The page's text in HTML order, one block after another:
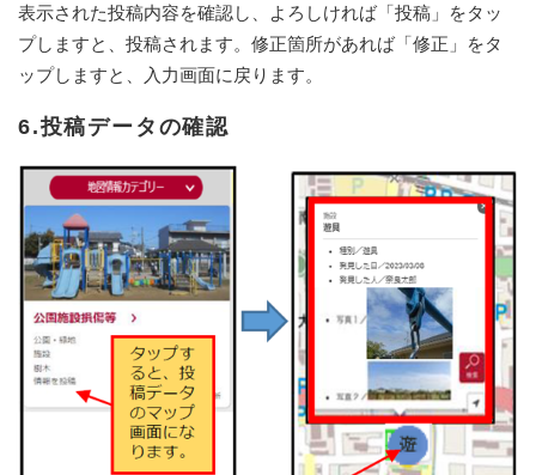
表示された投稿内容を確認し、よろしければ「投稿」をタッ
プしますと、投稿されます。修正箇所があれば「修正」をタ
ップしますと、入力画面に戻ります。
6.投稿データの確認